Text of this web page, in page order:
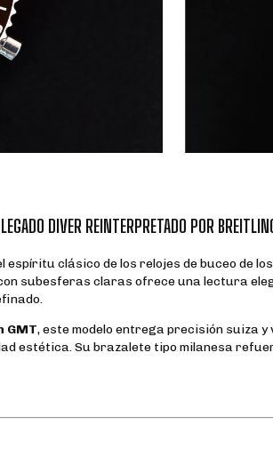
DIVER REINTERPRETADO POR
clásico de los relojes de buceo de
subesferas claras ofrece una lectura
GMT, este modelo entrega precisión suiza
estética. Su brazalete tipo milanesa